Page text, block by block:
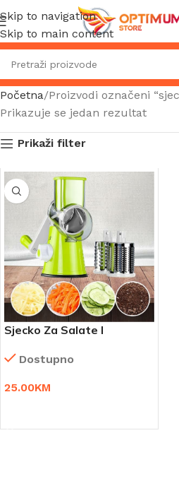
Skip to navigation
Skip to main content
Početna Proizvodi označeni
Prikazuje se jedan rezultat
Prikaži filter
Sjecko Za Salate I
Dostupno
25.00KM